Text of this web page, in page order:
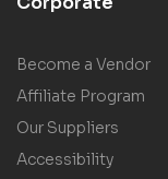
Become a Vendor
Affiliate Program
Our Suppliers
Accessibility